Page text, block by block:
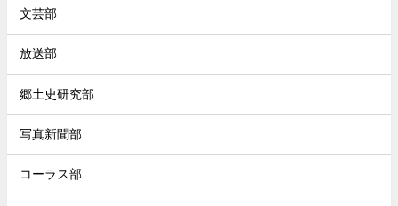
文芸部
放送部
郷土史研究部
写真新聞部
コーラス部